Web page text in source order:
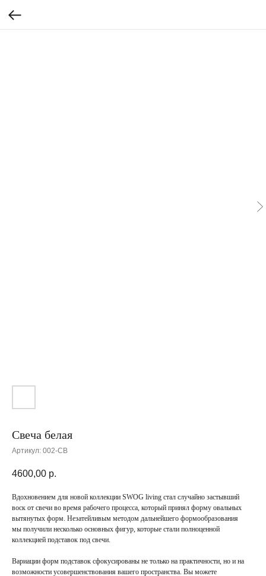
Свеча белая
Артикул: 002-СВ
4600,00 р.
Вдохновением для новой коллекции SWOG living стал случайно застывший
воск от свечи во время рабочего процесса, который принял форму овальных
вытянутых форм. Незатейливым методом дальнейшего формообразования
мы получили несколько основных фигур, которые стали полноценной
коллекцией подставок под свечи.
Вариации форм подставок сфокусированы не только на практичности, но и на
возможности усовершенствования вашего пространства. Вы можете